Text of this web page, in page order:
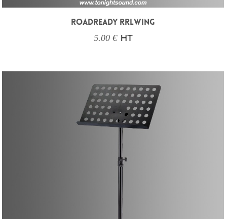
ROADREADY RRLWING
5.00 € HT